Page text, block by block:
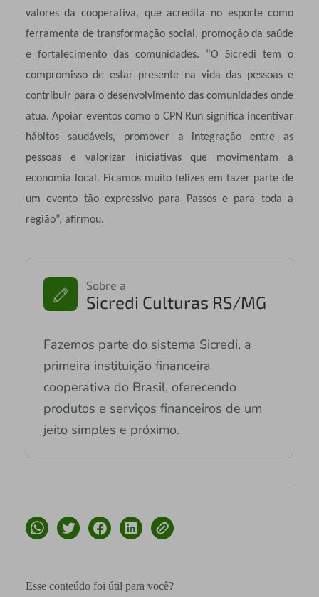
valores da cooperativa, que acredita no esporte como
ferramenta de transformação social, promoção da saúde
e fortalecimento das comunidades. “O Sicredi tem o
compromisso de estar presente na vida das pessoas e
contribuir para o desenvolvimento das comunidades onde
atua. Apoiar eventos como o CPN Run significa incentivar
hábitos saudáveis, promover a integração entre as
pessoas e valorizar iniciativas que movimentam a
economia local. Ficamos muito felizes em fazer parte de
um evento tão expressivo para Passos e para toda a
região”, afirmou.
Sobre a
Sicredi Culturas RS/MG
Fazemos parte do sistema Sicredi, a
primeira instituição financeira
cooperativa do Brasil, oferecendo
produtos e serviços financeiros de um
jeito simples e próximo.
Esse conteúdo foi útil para você?